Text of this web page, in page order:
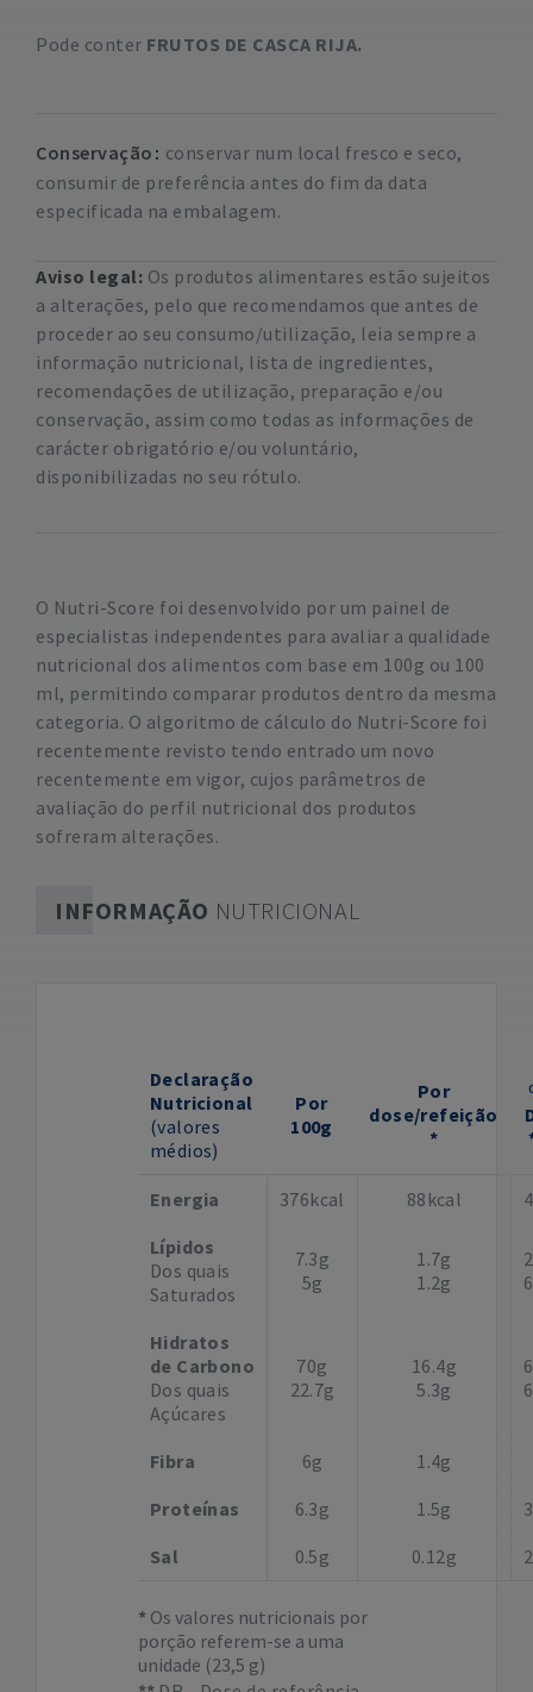
Pode conter FRUTOS DE CASCA RIJA.
Conservação
conservar num local fresco e seco,
consumir de preferência antes do fim da data
especificada na embalagem.
Aviso legal: Os produtos alimentares estão sujeitos
a alterações, pelo que recomendamos que antes de
proceder ao seu consumo/utilização, leia sempre a
informação nutricional, lista de ingredientes,
recomendações de utilização, preparação e/ou
conservação, assim como todas as informações de
carácter obrigatório e/ou voluntário,
disponibilizadas no seu rótulo.
O Nutri-Score foi desenvolvido por um painel de
especialistas independentes para avaliar a qualidade
nutricional dos alimentos com base em 100g ou 100
ml, permitindo comparar produtos dentro da mesma
categoria. O algoritmo de cálculo do Nutri-Score foi
recentemente revisto tendo entrado um novo
recentemente em vigor, cujos parâmetros de
avaliação do perfil nutricional dos produtos
sofreram alterações.
INFORMAÇÃO NUTRICIONAL
Declaração
Nutricional
(valores
médios)
Por
100g
Por
dose/refeição
*
Energia 376kcal 88kcal
Lípidos
Dos quais
Saturados
7.3g
5g
1.7g
1.2g
Hidratos
de Carbono
Dos quais
Açúcares
70g
22.7g
16.4g
5.3g
Fibra 6g
1.4g
Proteínas
6.3g 1.5g
Sal
0.5g 0.12g
Os valores nutricionais por
porção referem-se a uma
unidade (23,5 g)